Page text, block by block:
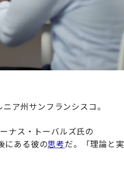
ア州サンフランシスコ。
ナス・トーバルズ氏の
にある彼の思考だ。「理論と実